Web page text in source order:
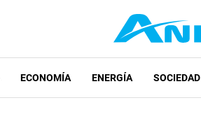
ECONOMÍA ENERGÍA SOCIEDAD